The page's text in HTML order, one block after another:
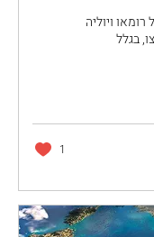
ויוליה
בגלל
1